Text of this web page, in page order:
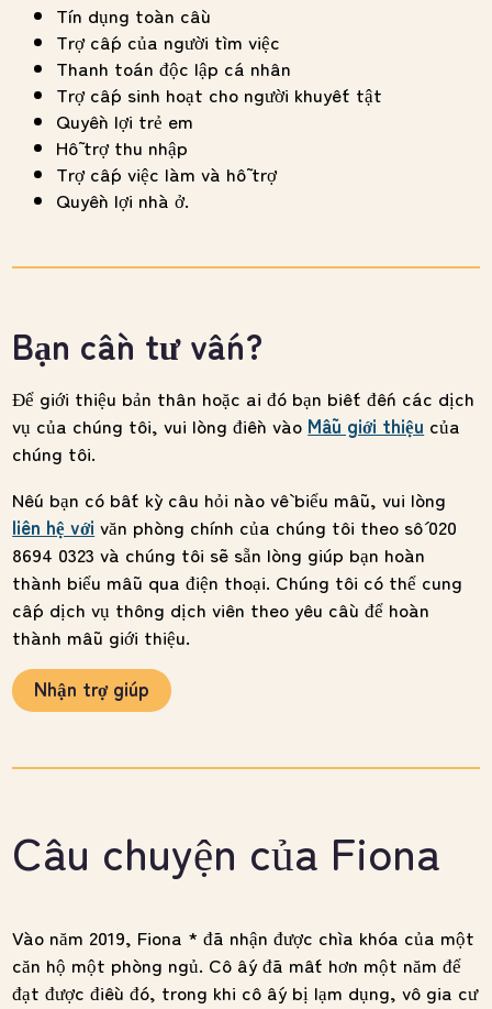
Tín dụng toàn cầu
Trợ cấp của người tìm việc
Thanh toán độc lập cá nhân
Trợ cấp sinh hoạt cho người khuyết tật
Quyền lợi trẻ em
Hỗ trợ thu nhập
Trợ cấp việc làm và hỗ trợ
Quyền lợi nhà ở.
Bạn cần tư vấn?
Để giới thiệu bản thân hoặc ai đó bạn biết đến các dịch
vụ của chúng tôi, vui lòng điền vào Mẫu giới thiệu của
chúng tôi.
Nếu bạn có bất kỳ câu hỏi nào về biểu mẫu, vui lòng
liên hệ với văn phòng chính của chúng tôi theo số 020
8694 0323 và chúng tôi sẽ sẵn lòng giúp bạn hoàn
thành biểu mẫu qua điện thoại. Chúng tôi có thể cung
cấp dịch vụ thông dịch viên theo yêu cầu để hoàn
thành mẫu giới thiệu.
Nhận trợ giúp
Câu chuyện của Fiona
Vào năm 2019, Fiona * đã nhận được chìa khóa của một
căn hộ một phòng ngủ. Cô ấy đã mất hơn một năm để
đạt được điều đó, trong khi cô ấy bị lạm dụng, vô gia cư